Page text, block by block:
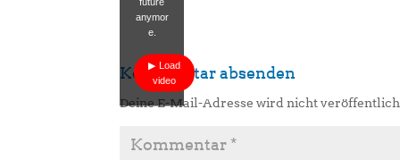
anymor
e.
Load
video
Kommentar absenden
Deine E-Mail-Adresse wird nicht